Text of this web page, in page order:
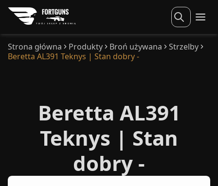
Strona główna Produkty Broń używana
Strzelby
Beretta AL391 Teknys | Stan dobry -
Beretta AL391
Teknys | Stan
dobry -